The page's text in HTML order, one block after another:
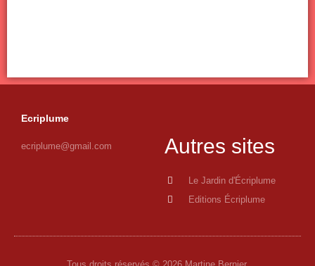
Ecriplume
ecriplume@gmail.com Autres sites
Le Jardin d'Écriplume
Editions Écriplume